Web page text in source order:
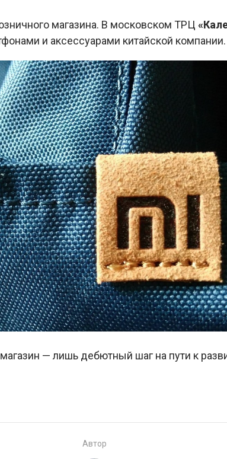
магазина. В московском ТРЦ
и аксессуарами китайской компании.
— лишь дебютный шаг на пути к
Автор